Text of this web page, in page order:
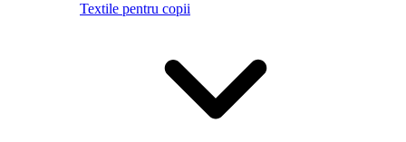
Textile pentru copii